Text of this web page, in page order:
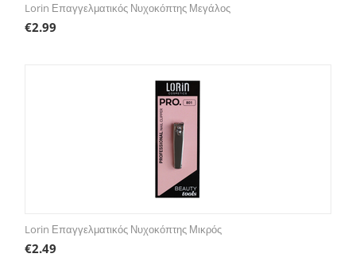
Lorin Επαγγελματικός Νυχοκόπτης Μεγάλος
€2.99
Lorin Επαγγελματικός Νυχοκόπτης Μικρός
€2.49